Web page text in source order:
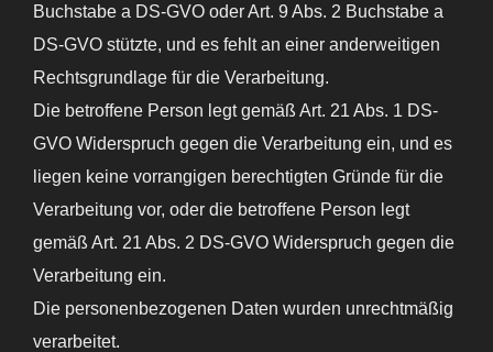
Buchstabe a DS-GVO oder Art. 9 Abs. 2 Buchstabe a
DS-GVO stützte, und es fehlt an einer anderweitigen
Rechtsgrundlage für die Verarbeitung.
Die betroffene Person legt gemäß Art. 21 Abs. 1 DS-
GVO Widerspruch gegen die Verarbeitung ein, und es
liegen keine vorrangigen berechtigten Gründe für die
Verarbeitung vor, oder die betroffene Person legt
gemäß Art. 21 Abs. 2 DS-GVO Widerspruch gegen die
Verarbeitung ein.
Die personenbezogenen Daten wurden unrechtmäßig
verarbeitet.